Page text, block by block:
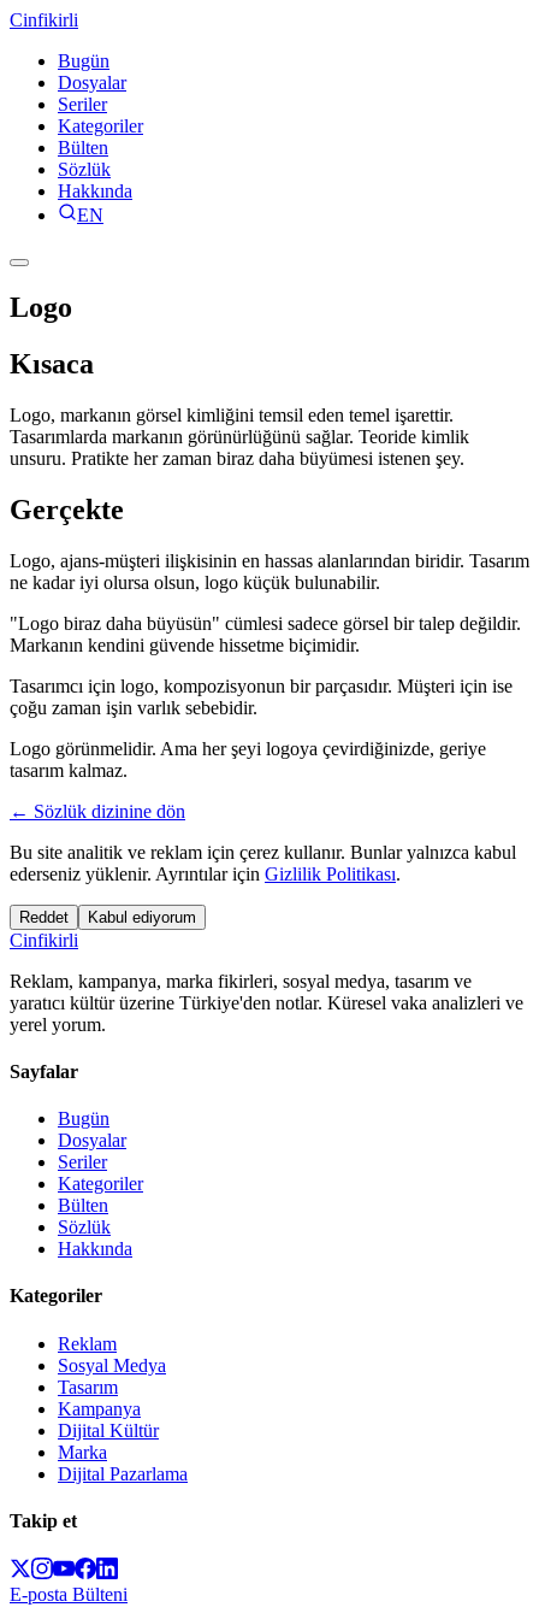
Cinfikirli
Bugün
Dosyalar
Seriler
Kategoriler
Bülten
Sözlük
Hakkında
EN
Logo
Kısaca
Logo, markanın görsel kimliğini temsil eden temel işarettir.
Tasarımlarda markanın görünürlüğünü sağlar. Teoride kimlik
unsuru. Pratikte her zaman biraz daha büyümesi istenen şey.
Gerçekte
Logo, ajans-müşteri ilişkisinin en hassas alanlarından biridir. Tasarım
ne kadar iyi olursa olsun, logo küçük bulunabilir.
"Logo biraz daha büyüsün" cümlesi sadece görsel bir talep değildir.
Markanın kendini güvende hissetme biçimidir.
Tasarımcı için logo, kompozisyonun bir parçasıdır. Müşteri için ise
çoğu zaman işin varlık sebebidir.
Logo görünmelidir. Ama her şeyi logoya çevirdiğinizde, geriye
tasarım kalmaz.
← Sözlük dizinine dön
Bu site analitik ve reklam için çerez kullanır. Bunlar yalnızca kabul
ederseniz yüklenir. Ayrıntılar için Gizlilik Politikası.
Reddet Kabul ediyorum
Cinfikirli
Reklam, kampanya, marka fikirleri, sosyal medya, tasarım ve
yaratıcı kültür üzerine Türkiye'den notlar. Küresel vaka analizleri ve
yerel yorum.
Sayfalar
Bugün
Dosyalar
Seriler
Kategoriler
Bülten
Sözlük
Hakkında
Kategoriler
Reklam
Sosyal Medya
Tasarım
Kampanya
Dijital Kültür
Marka
Dijital Pazarlama
Takip et
E-posta Bülteni